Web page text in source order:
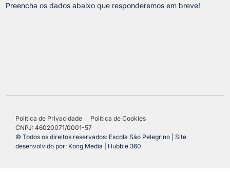
Preencha os dados abaixo que responderemos em breve!
Política de Privacidade
Política de Cookies
CNPJ: 46020071/0001-57
© Todos os direitos reservados: Escola São Pelegrino | Site
desenvolvido por: Kong Media | Hubble 360